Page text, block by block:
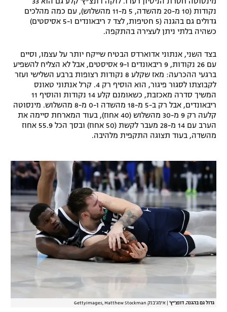
נקודות (10 מ-20 מהשדה, 5 מ-11 מהשלוש), עם כמה מהלכים
גדולים גם בהגנה (5 חטיפות, לצד 7 ריבאונדים ו-5 אסיסטים)
כשהיה בלתי ניתן לעצירה בהתקפה.
בצד השני, אנתוני אדוארדס הבטיח שייקח יותר על עצמו, וסיים
עם 26 נקודות, 9 ריבאונדים ו-9 אסיסטים, אבל לא הצליח להשפיע
ברגעי ההכרעה: מאז שקלע 8 נקודות רצופות ברבע השלישי ועזר
לקבוצתו לסגור פיגור, הוא הוסיף רק 4. קרל אנתוני טאונס
המשיך סדרה מאכזבת, כשאומנם קלע 14 נקודות והוסיף 11
ריבאונדים, אבל רק ב-5 מ-18 מהשדה ו-0 מ-8 מהשלוש. מינסוטה
קלעה רק 9 מ-30 מהשלוש (40 אחוז), בעוד המארחת סיימה את
הערב עם 14 מ-28 מעבר לקשת (50 אחוז) ובסך הכל 55.9 אחוז
מהשדה, בעוד תצוגה התקפית מלהיבה.
גדול גם בהגנה. דונצ'יץ' אימג'בנק GettyImages, Matthew Stockman